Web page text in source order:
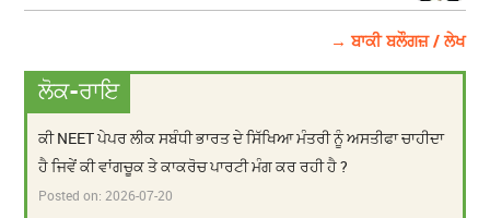
→ ਬਾਕੀ ਬਲੌਗਜ਼ / ਲੇਖ
ਲੋਕ-ਰਾਇ
ਕੀ NEET ਪੇਪਰ ਲੀਕ ਸਬੰਧੀ ਭਾਰਤ ਦੇ ਸਿੱਖਿਆ ਮੰਤਰੀ ਨੂੰ ਅਸਤੀਫਾ ਚਾਹੀਦਾ
ਹੈ ਜਿਵੇਂ ਕੀ ਵਾਂਗਚੂਕ ਤੇ ਕਾਕਰੋਚ ਪਾਰਟੀ ਮੰਗ ਕਰ ਰਹੀ ਹੈ ?
Posted on:2026-07-20